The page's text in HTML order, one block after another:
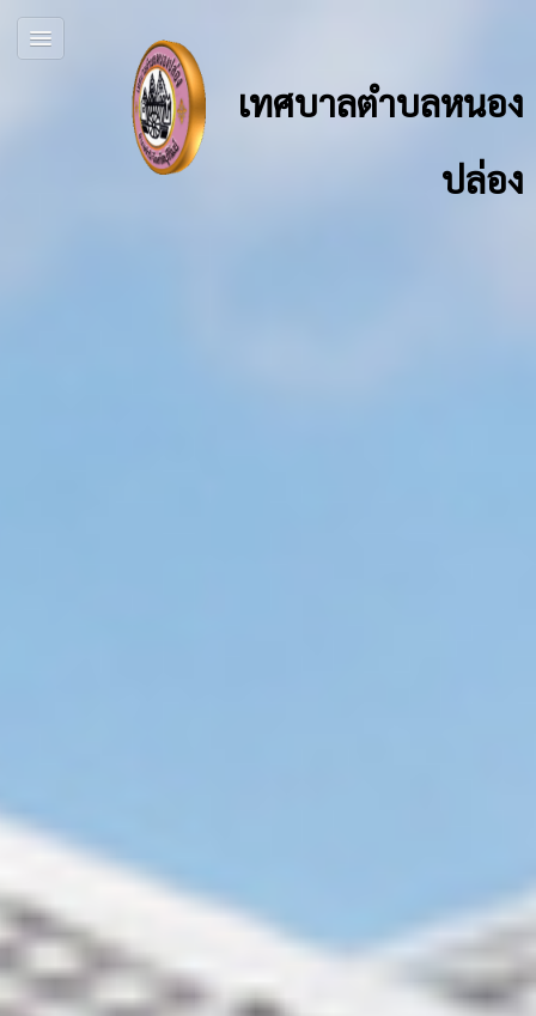
เทศบาลตำบลหนอง
ปล่อง